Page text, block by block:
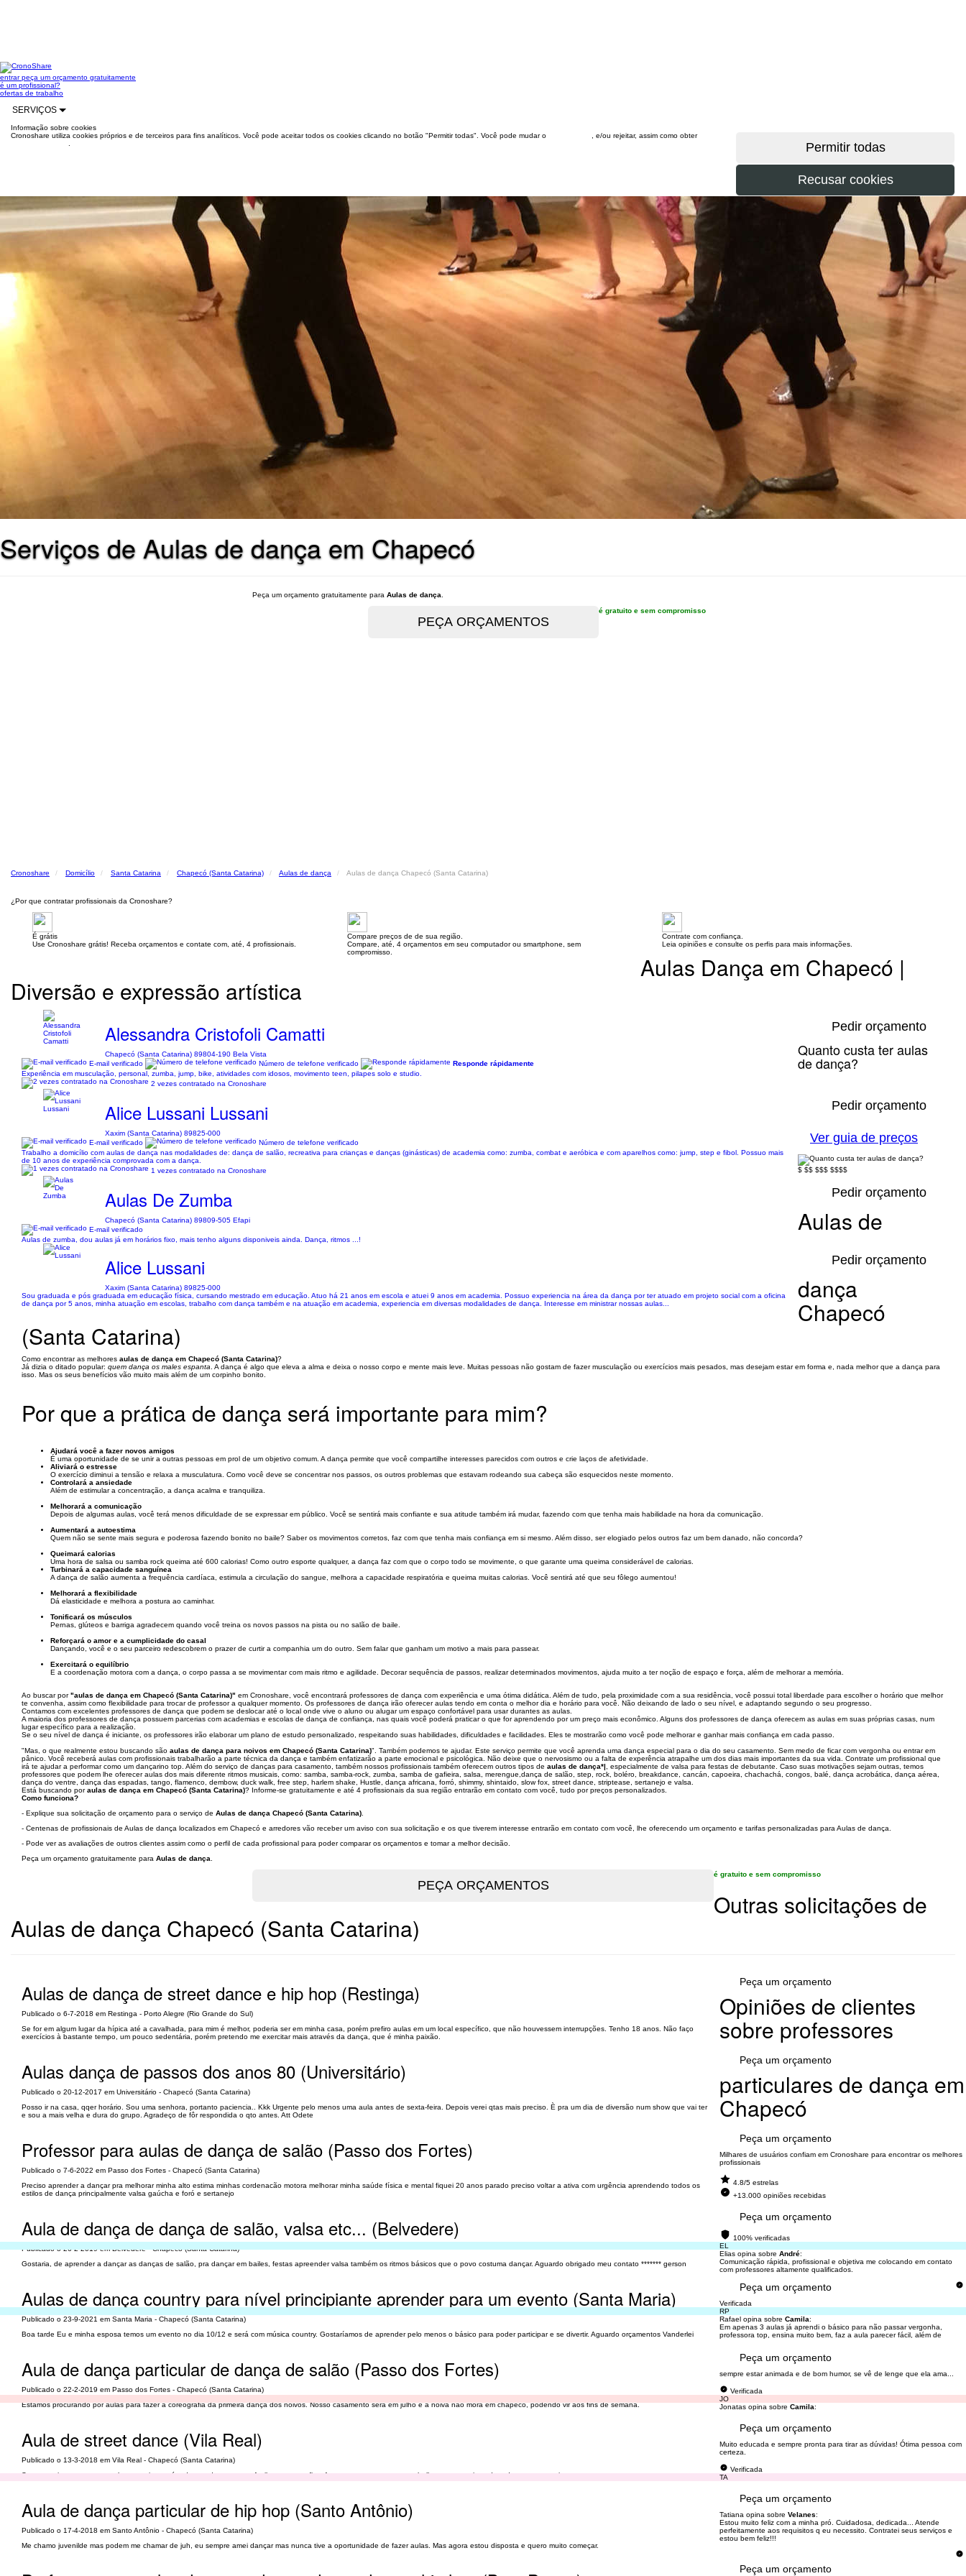
entrarpeça um orçamento gratuitamente
é um profissional?
ofertas de trabalho
SERVIÇOS
Informação sobre cookies
Cronoshare utiliza cookies próprios e de terceiros para fins analíticos. Você pode aceitar todos os cookies clicando no botão "Permitir todas". Você pode mudar o
, e/ou rejeitar, assim como obter
Serviços de Aulas de dança em Chapecó
Peça um orçamento gratuitamente para Aulas de dança
é gratuito e sem compromisso
Cronoshare Domicílio Santa Catarina Chapecó (Santa Catarina) Aulas de dança Aulas de dança Chapecó (Santa Catarina)
¿Por que contratar profissionais da Cronoshare?
É grátis
Use Cronoshare grátis! Receba orçamentos e contate com, até, 4 profissionais.
Compare preços de de sua região.
Compare, até, 4 orçamentos em seu computador ou smartphone, sem
compromisso.
Contrate com confiança.
Leia opiniões e consulte os perfis para mais informações.
Aulas Dança em Chapecó |
Diversão e expressão artística
Alessandra Cristofoli Camatti
Chapecó (Santa Catarina) 89804-190 Bela Vista
E-mail verificado
Número de telefone verificado
Responde rápidamente
Experiência em musculação, personal, zumba, jump, bike, atividades com idosos, movimento teen, pilapes solo e studio.
2 vezes contratado na Cronoshare
Pedir orçamento
Alice Lussani Lussani
Xaxim (Santa Catarina) 89825-000
E-mail verificado
Número de telefone verificado
Trabalho a domicílio com aulas de dança nas modalidades de: dança de salão, recreativa para crianças e danças (ginásticas) de academia como: zumba, combat e aeróbica e com aparelhos como: jump, step e fibol. Possuo mais
de 10 anos de experiência comprovada com a dança.
1 vezes contratado na Cronoshare
Pedir orçamento
Aulas De Zumba
Chapecó (Santa Catarina) 89809-505 Efapi
E-mail verificado
Aulas de zumba, dou aulas já em horários fixo, mais tenho alguns disponiveis ainda. Dança, ritmos ...!
Pedir orçamento
Alice Lussani
Xaxim (Santa Catarina) 89825-000
Sou graduada e pós graduada em educação física, cursando mestrado em educação. Atuo há 21 anos em escola e atuei 9 anos em academia. Possuo experiencia na área da dança por ter atuado em projeto social com a oficina
de dança por 5 anos, minha atuação em escolas, trabalho com dança também e na atuação em academia, experiencia em diversas modalidades de dança. Interesse em ministrar nossas aulas...
Pedir orçamento
Quanto custa ter aulas
de dança?
Ver guia de preços
$ $$ $$$ $$$$
Aulas de
dança
Chapecó
(Santa Catarina)
Como encontrar as melhores aulas de dança em Chapecó (Santa Catarina)?
Já dizia o ditado popular: quem dança os males espanta . A dança é algo que eleva a alma e deixa o nosso corpo e mente mais leve. Muitas pessoas não gostam de fazer musculação ou exercícios mais pesados, mas desejam estar em forma e, nada melhor que a dança para
isso. Mas os seus benefícios vão muito mais além de um corpinho bonito.
Por que a prática de dança será importante para mim?
Ajudará você a fazer novos amigos
É uma oportunidade de se unir a outras pessoas em prol de um objetivo comum. A dança permite que você compartilhe interesses parecidos com outros e crie laços de afetividade.
Aliviará o estresse
O exercício diminui a tensão e relaxa a musculatura. Como você deve se concentrar nos passos, os outros problemas que estavam rodeando sua cabeça são esquecidos neste momento.
Controlará a ansiedade
Além de estimular a concentração, a dança acalma e tranquiliza.
Melhorará a comunicação
Depois de algumas aulas, você terá menos dificuldade de se expressar em público. Você se sentirá mais confiante e sua atitude também irá mudar, fazendo com que tenha mais habilidade na hora da comunicação.
Aumentará a autoestima
Quem não se sente mais segura e poderosa fazendo bonito no baile? Saber os movimentos corretos, faz com que tenha mais confiança em si mesmo. Além disso, ser elogiado pelos outros faz um bem danado, não concorda?
Queimará calorias
Uma hora de salsa ou samba rock queima até 600 calorias! Como outro esporte qualquer, a dança faz com que o corpo todo se movimente, o que garante uma queima considerável de calorias.
Turbinará a capacidade sanguínea
A dança de salão aumenta a frequência cardíaca, estimula a circulação do sangue, melhora a capacidade respiratória e queima muitas calorias. Você sentirá até que seu fôlego aumentou!
Melhorará a flexibilidade
Dá elasticidade e melhora a postura ao caminhar.
Tonificará os músculos
Pernas, glúteos e barriga agradecem quando você treina os novos passos na pista ou no salão de baile.
Reforçará o amor e a cumplicidade do casal
Dançando, você e o seu parceiro redescobrem o prazer de curtir a companhia um do outro. Sem falar que ganham um motivo a mais para passear.
Exercitará o equilíbrio
E a coordenação motora com a dança, o corpo passa a se movimentar com mais ritmo e agilidade. Decorar sequência de passos, realizar determinados movimentos, ajuda muito a ter noção de espaço e força, além de melhorar a memória.
Ao buscar por"aulas de dança em Chapecó (Santa Catarina)" em Cronoshare, você encontrará professores de dança com experiência e uma ótima didática. Além de tudo, pela proximidade com a sua residência, você possui total liberdade para escolher o horário que melhor
te convenha, assim como flexibilidade para trocar de professor a qualquer momento. Os professores de dança irão oferecer aulas tendo em conta o melhor dia e horário para você. Não deixando de lado o seu nível, e adaptando segundo o seu progresso.
Contamos com excelentes professores de dança que podem se deslocar até o local onde vive o aluno ou alugar um espaço confortável para usar durantes as aulas.
A maioria dos professores de dança possuem parcerias com academias e escolas de dança de confiança, nas quais você poderá praticar o que for aprendendo por um preço mais econômico. Alguns dos professores de dança oferecem as aulas em suas próprias casas, num
lugar específico para a realização.
Se o seu nível de dança é iniciante, os professores irão elaborar um plano de estudo personalizado, respeitando suas habilidades, dificuldades e facilidades. Eles te mostrarão como você pode melhorar e ganhar mais confiança em cada passo.
"Mas, o que realmente estou buscando são aulas de dança para noivos em Chapecó (Santa Catarina)". Também podemos te ajudar. Este serviço permite que você aprenda uma dança especial para o dia do seu casamento. Sem medo de ficar com vergonha ou entrar em
pânico. Você receberá aulas com profissionais trabalharão a parte técnica da dança e também enfatizarão a parte emocional e psicológica. Não deixe que o nervosismo ou a falta de experência atrapalhe um dos dias mais importantes da sua vida. Contrate um profissional que
irá te ajudar a performar como um dançarino top. Além do serviço de danças para casamento, também nossos profissionais também oferecem outros tipos de aulas de dança*| , especialmente de valsa para festas de debutante. Caso suas motivações sejam outras, temos
professores que podem lhe oferecer aulas dos mais diferente ritmos musicais, como: samba, samba-rock, zumba, samba de gafieira, salsa, merengue,dança de salão, step, rock, boléro, breakdance, cancán, capoeira, chachachá, congos, balé, dança acrobática, dança aérea,
dança do ventre, dança das espadas, tango, flamenco, dembow, duck walk, free step, harlem shake, Hustle, dança africana, forró, shimmy, shintaido, slow fox, street dance, striptease, sertanejo e valsa.
Está buscando poraulas de dança em Chapecó (Santa Catarina)? Informe-se gratuitamente e até 4 profissionais da sua região entrarão em contato com você, tudo por preços personalizados.
Como funciona?
- Explique sua solicitação de orçamento para o serviço de Aulas de dança Chapecó (Santa Catarina)
- Centenas de profissionais de Aulas de dança localizados em Chapecó e arredores vão receber um aviso con sua solicitação e os que tiverem interesse entrarão em contato com você, lhe oferecendo um orçamento e tarifas personalizadas para Aulas de dança.
- Pode ver as avaliações de outros clientes assim como o perfil de cada profissional para poder comparar os orçamentos e tomar a melhor decisão.
Peça um orçamento gratuitamente para Aulas de dança
é gratuito e sem compromisso
Outras solicitações de
Aulas de dança Chapecó (Santa Catarina)
Aulas de dança de street dance e hip hop (Restinga)
Publicado o 6-7-2018 em Restinga - Porto Alegre (Rio Grande do Sul)
Se for em algum lugar da hípica até a cavalhada, para mim é melhor, poderia ser em minha casa, porém prefiro aulas em um local específico, que não houvessem interrupções. Tenho 18 anos. Não faço
exercícios à bastante tempo, um pouco sedentária, porém pretendo me exercitar mais através da dança, que é minha paixão.
Peça um orçamento
Aulas dança de passos dos anos 80 (Universitário)
Publicado o 20-12-2017 em Universitário - Chapecó (Santa Catarina)
Posso ir na casa, qqer horário. Sou uma senhora, portanto paciencia.. Kkk Urgente pelo menos uma aula antes de sexta-feira. Depois verei qtas mais preciso. È pra um dia de diversão num show que vai ter
e sou a mais velha e dura do grupo. Agradeço de fôr respondida o qto antes. Att Odete
Peça um orçamento
Professor para aulas de dança de salão (Passo dos Fortes)
Publicado o 7-6-2022 em Passo dos Fortes - Chapecó (Santa Catarina)
Preciso aprender a dançar pra melhorar minha alto estima minhas cordenacão motora melhorar minha saúde física e mental fiquei 20 anos parado preciso voltar a ativa com urgência aprendendo todos os
estilos de dança principalmente valsa gaúcha e foró e sertanejo
Peça um orçamento
Aula de dança de dança de salão, valsa etc... (Belvedere)
Publicado o 26-2-2019 em Belvedere - Chapecó (Santa Catarina)
Gostaria, de aprender a dançar as danças de salão, pra dançar em bailes, festas apreender valsa também os ritmos básicos que o povo costuma dançar. Aguardo obrigado meu contato ******* gerson
Peça um orçamento
Aulas de dança country para nível principiante aprender para um evento (Santa Maria)
Publicado o 23-9-2021 em Santa Maria - Chapecó (Santa Catarina)
Boa tarde Eu e minha esposa temos um evento no dia 10/12 e será com música country. Gostaríamos de aprender pelo menos o básico para poder participar e se divertir. Aguardo orçamentos Vanderlei
Peça um orçamento
Aula de dança particular de dança de salão (Passo dos Fortes)
Publicado o 22-2-2019 em Passo dos Fortes - Chapecó (Santa Catarina)
Estamos procurando por aulas para fazer a coreografia da primeira dança dos noivos. Nosso casamento será em julho e a noiva não mora em chapecó, podendo vir aos fins de semana.
Peça um orçamento
Aula de street dance (Vila Real)
Publicado o 13-3-2018 em Vila Real - Chapecó (Santa Catarina)
Serem pacientes com seus alunos, pois nao é todo mundo que pega facil as coreografias, fazerem com amor o seu trabalho, serem amigos de todos, e ter respeito uns aos outros.
Peça um orçamento
Aula de dança particular de hip hop (Santo Antônio)
Publicado o 17-4-2018 em Santo Antônio - Chapecó (Santa Catarina)
Me chamo juvenilde mas podem me chamar de juh, eu sempre amei dançar mas nunca tive a oportunidade de fazer aulas. Mas agora estou disposta e quero muito começar.
Peça um orçamento
Peça um orçamento
Opiniões de clientes
sobre professores
particulares de dança em
Chapecó
Milhares de usuários confiam em Cronoshare para encontrar os melhores
profissionais
4.8/5 estrelas
+13.000 opiniões recebidas
100% verificadas
EL
Elias opina sobre André:
Comunicação rápida, profissional e objetiva me colocando em contato
com professores altamente qualificados.
Verificada
RP
Rafael opina sobre Camila:
Em apenas 3 aulas já aprendi o básico para não passar vergonha,
professora top, ensina muito bem, faz a aula parecer fácil, além de
sempre estar animada e de bom humor, se vê de lenge que ela ama...
Verificada
JO
Jonatas opina sobre Camila:
Muito educada e sempre pronta para tirar as dúvidas! Ótima pessoa com
certeza.
Verificada
TA
Tatiana opina sobre Velanes:
Estou muito feliz com a minha pró. Cuidadosa, dedicada... Atende
perfeitamente aos requisitos q eu necessito. Contratei seus serviços e
estou bem feliz!!!